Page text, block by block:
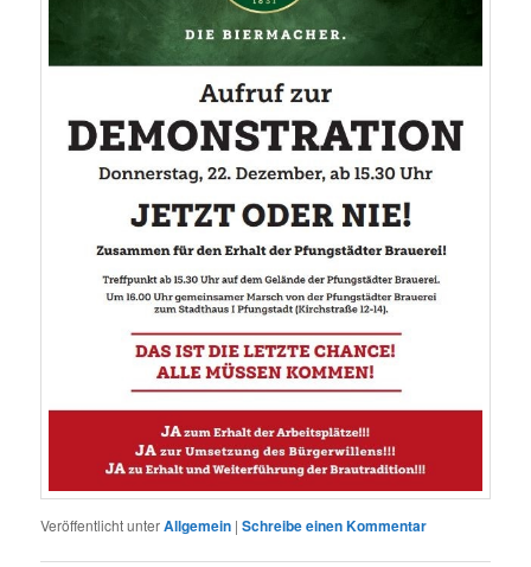
Veröffentlicht unterAllgemein |Schreibe einen Kommentar